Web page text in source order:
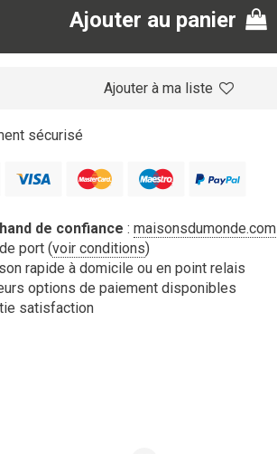
Ajouter au panier
Ajouter à ma liste
sécurisé
de confiance : maisonsdumonde.com
port (voir conditions)
rapide à domicile ou en point relais
options de paiement disponibles
satisfaction